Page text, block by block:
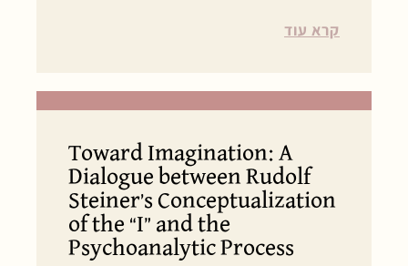
קרא עוד
Toward Imagination: A
Dialogue between Rudolf
Steiner’s Conceptualization
of the “I” and the
Psychoanalytic Process